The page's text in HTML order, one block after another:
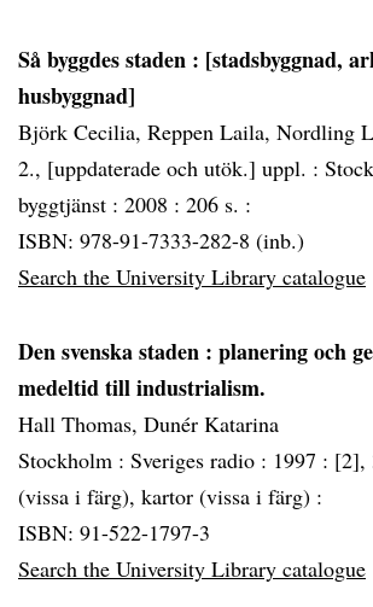
Så byggdes staden : [stadsbyggnad,
husbyggnad]
Björk Cecilia, Reppen Laila, Nordling
2., [uppdaterade och utök.] uppl. :
byggtjänst : 2008 : 206 s. :
ISBN: 978-91-7333-282-8 (inb.)
Search the University Library catalogue
Den svenska staden : planering och
medeltid till industrialism.
Hall Thomas, Dunér Katarina
Stockholm : Sveriges radio : 1997 : [2],
(vissa i färg), kartor (vissa i färg) :
ISBN: 91-522-1797-3
Search the University Library catalogue